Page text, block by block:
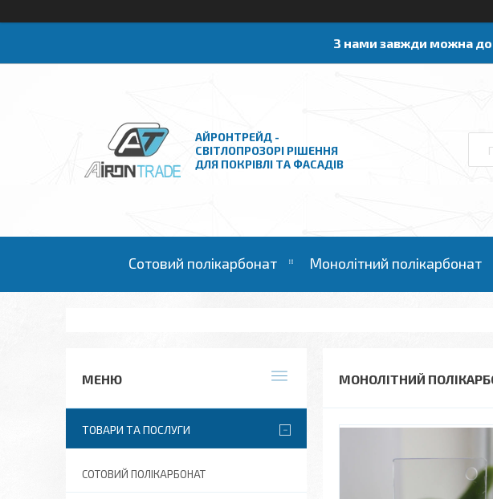
З нами завжди можна
АЙРОНТРЕЙД -
СВІТЛОПРОЗОРІ РІШЕННЯ
ДЛЯ ПОКРІВЛІ ТА ФАСАДІВ
Сотовий полікарбонат Монолітний полікарбонат
МОНОЛІТНИЙ
ТОВАРИ ТА ПОСЛУГИ
СОТОВИЙ ПОЛІКАРБОНАТ